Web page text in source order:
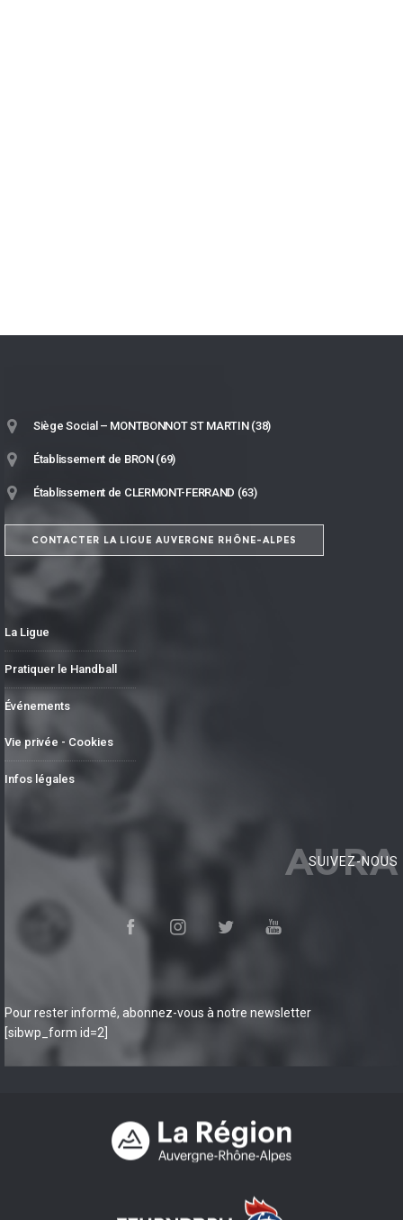
Siège Social – MONTBONNOT ST MARTIN (38)
Établissement de BRON (69)
Établissement de CLERMONT-FERRAND (63)
CONTACTER LA LIGUE AUVERGNE RHÔNE-ALPES
La Ligue
Pratiquer le Handball
Événements
Vie privée - Cookies
Infos légales
AURA
SUIVEZ-NOUS
Pour rester informé, abonnez-vous à notre newsletter
[sibwp_form id=2]